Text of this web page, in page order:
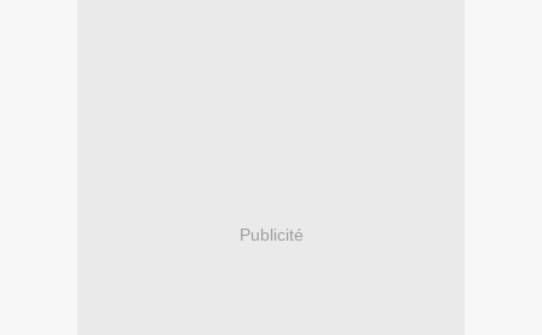
Publicité